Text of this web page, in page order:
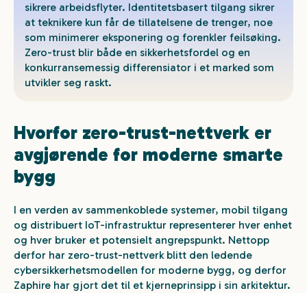
sikrere arbeidsflyter. Identitetsbasert tilgang sikrer
at teknikere kun får de tillatelsene de trenger, noe
som minimerer eksponering og forenkler feilsøking.
Zero-trust blir både en sikkerhetsfordel og en
konkurransemessig differensiator i et marked som
utvikler seg raskt.
Hvorfor zero-trust-nettverk er
avgjørende for moderne smarte
bygg
I en verden av sammenkoblede systemer, mobil tilgang
og distribuert IoT-infrastruktur representerer hver enhet
og hver bruker et potensielt angrepspunkt. Nettopp
derfor har zero-trust-nettverk blitt den ledende
cybersikkerhetsmodellen for moderne bygg, og derfor
Zaphire har gjort det til et kjerneprinsipp i sin arkitektur.